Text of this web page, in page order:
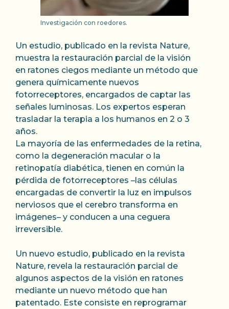
Investigación con roedores.
Un estudio, publicado en la revista Nature,
muestra la restauración parcial de la visión
en ratones ciegos mediante un método que
genera químicamente nuevos
fotorreceptores, encargados de captar las
señales luminosas. Los expertos esperan
trasladar la terapia a los humanos en 2 o 3
años.
La mayoría de las enfermedades de la retina,
como la degeneración macular o la
retinopatía diabética, tienen en común la
pérdida de fotorreceptores –las células
encargadas de convertir la luz en impulsos
nerviosos que el cerebro transforma en
imágenes– y conducen a una ceguera
irreversible.
Un nuevo estudio, publicado en la revista
Nature, revela la restauración parcial de
algunos aspectos de la visión en ratones
mediante un nuevo método que han
patentado. Este consiste en reprogramar